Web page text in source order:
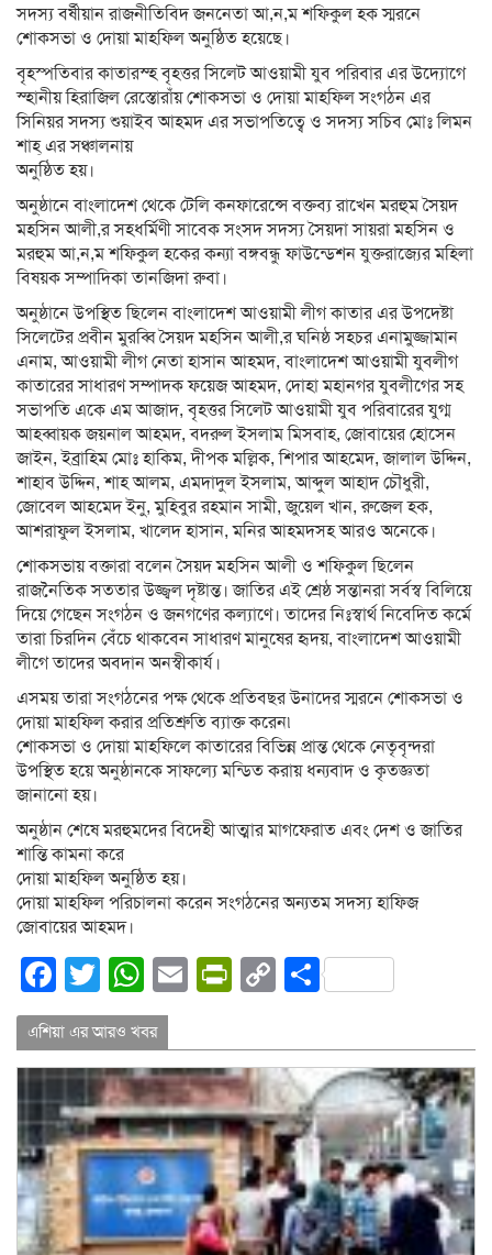
সদস্য বর্ষীয়ান রাজনীতিবিদ জননেতা আ,ন,ম শফিকুল হক স্মরনে
শোকসভা ও দোয়া মাহফিল অনুষ্ঠিত হয়েছে।
বৃহস্পতিবার কাতারস্হ বৃহত্তর সিলেট আওয়ামী যুব পরিবার এর উদ্যোগে
স্হানীয় হিরাজিল রেস্তোরাঁয় শোকসভা ও দোয়া মাহফিল সংগঠন এর
সিনিয়র সদস্য শুয়াইব আহমদ এর সভাপতিত্বে ও সদস্য সচিব মোঃ লিমন
শাহ্ এর সঞ্চালনায়
অনুষ্ঠিত হয়।
অনুষ্ঠানে বাংলাদেশ থেকে টেলি কনফারেন্সে বক্তব্য রাখেন মরহুম সৈয়দ
মহসিন আলী,র সহধর্মিণী সাবেক সংসদ সদস্য সৈয়দা সায়রা মহসিন ও
মরহুম আ,ন,ম শফিকুল হকের কন্যা বঙ্গবন্ধু ফাউন্ডেশন যুক্তরাজ্যের মহিলা
বিষয়ক সম্পাদিকা তানজিদা রুবা।
অনুষ্ঠানে উপস্থিত ছিলেন বাংলাদেশ আওয়ামী লীগ কাতার এর উপদেষ্টা
সিলেটের প্রবীন মুরব্বি সৈয়দ মহসিন আলী,র ঘনিষ্ঠ সহচর এনামুজ্জামান
এনাম, আওয়ামী লীগ নেতা হাসান আহমদ, বাংলাদেশ আওয়ামী যুবলীগ
কাতারের সাধারণ সম্পাদক ফয়েজ আহমদ, দোহা মহানগর যুবলীগের সহ
সভাপতি একে এম আজাদ, বৃহত্তর সিলেট আওয়ামী যুব পরিবারের যুগ্ম
আহব্বায়ক জয়নাল আহমদ, বদরুল ইসলাম মিসবাহ, জোবায়ের হোসেন
জাইন, ইব্রাহিম মোঃ হাকিম, দীপক মল্লিক, শিপার আহমেদ, জালাল উদ্দিন,
শাহাব উদ্দিন, শাহ আলম, এমদাদুল ইসলাম, আব্দুল আহাদ চৌধুরী,
জোবেল আহমেদ ইনু, মুহিবুর রহমান সামী, জুয়েল খান, রুজেল হক,
আশরাফুল ইসলাম, খালেদ হাসান, মনির আহমদসহ আরও অনেকে।
শোকসভায় বক্তারা বলেন সৈয়দ মহসিন আলী ও শফিকুল ছিলেন
রাজনৈতিক সততার উজ্জ্বল দৃষ্টান্ত। জাতির এই শ্রেষ্ঠ সন্তানরা সর্বস্ব বিলিয়ে
দিয়ে গেছেন সংগঠন ও জনগণের কল্যাণে। তাদের নিঃস্বার্থ নিবেদিত কর্মে
তারা চিরদিন বেঁচে থাকবেন সাধারণ মানুষের হৃদয়, বাংলাদেশ আওয়ামী
লীগে তাদের অবদান অনস্বীকার্য।
এসময় তারা সংগঠনের পক্ষ থেকে প্রতিবছর উনাদের স্মরনে শোকসভা ও
দোয়া মাহফিল করার প্রতিশ্রুতি ব্যাক্ত করেন৷
শোকসভা ও দোয়া মাহফিলে কাতারের বিভিন্ন প্রান্ত থেকে নেতৃবৃন্দরা
উপস্থিত হয়ে অনুষ্ঠানকে সাফল্যে মন্ডিত করায় ধন্যবাদ ও কৃতজ্ঞতা
জানানো হয়।
অনুষ্ঠান শেষে মরহুমদের বিদেহী আত্মার মাগফেরাত এবং দেশ ও জাতির
শান্তি কামনা করে
দোয়া মাহফিল অনুষ্ঠিত হয়।
দোয়া মাহফিল পরিচালনা করেন সংগঠনের অন্যতম সদস্য হাফিজ
জোবায়ের আহমদ।
Facebook
Twitter
WhatsApp
EmailPrintFriendly
CopyShare
এশিয়া এর আরও খবর